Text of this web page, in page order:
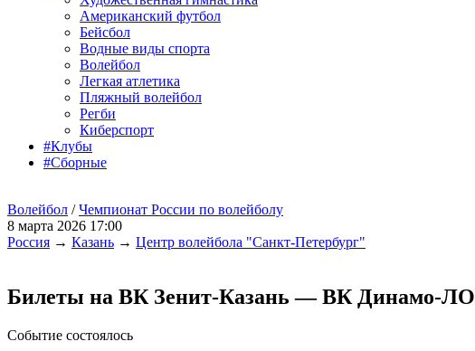
Американский футбол
Бейсбол
Водные виды спорта
Волейбол
Легкая атлетика
Пляжный волейбол
Регби
Киберспорт
#Клубы
#Сборные
Волейбол /Чемпионат России по волейболу
8 марта 2026 17:00
Россия → Казань → Центр волейбола "Санкт-Петербург"
Билеты на ВК Зенит-Казань — ВК Динамо-ЛО
Событие состоялось